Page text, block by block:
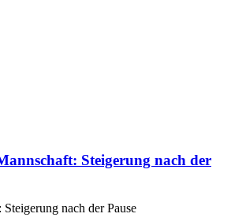
Steigerung nach der
nach der Pause